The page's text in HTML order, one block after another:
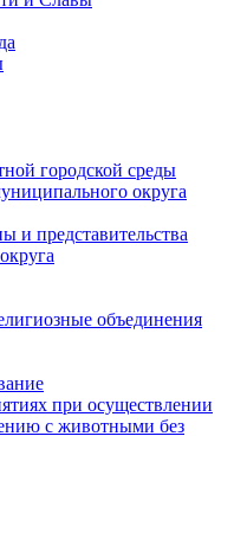
городской среды
округа
и представительства
объединения
при осуществлении
с животными без